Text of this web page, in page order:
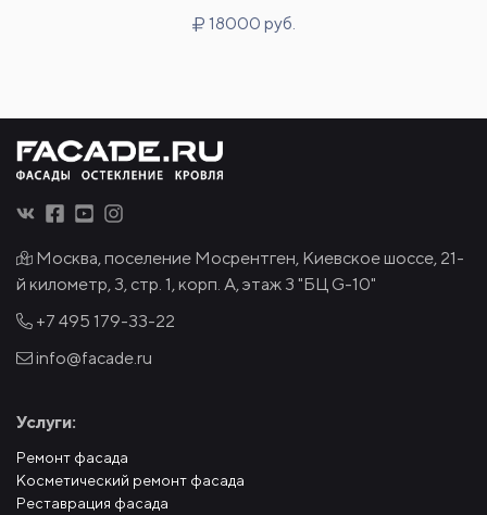
18000 руб.
Москва, поселение Мосрентген, Киевское шоссе, 21-
й километр, 3, стр. 1, корп. А, этаж 3 "БЦ G-10"
+7 495 179-33-22
info@facade.ru
Услуги:
Ремонт фасада
Косметический ремонт фасада
Реставрация фасада